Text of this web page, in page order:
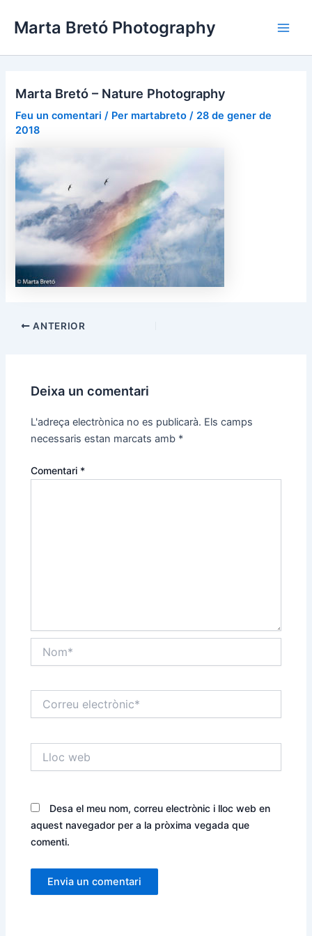
Marta Bretó Photography
Marta Bretó – Nature Photography
Feu un comentari / Per martabreto/ 28 de gener de
2018
d'entrades
ANTERIOR
Deixa un comentari
L'adreça electrònica no es publicarà. Els camps
necessaris estan marcats amb *
Comentari *
electrònic*
web
Desa el meu nom, correu electrònic i lloc web en
aquest navegador per a la pròxima vegada que
comenti.